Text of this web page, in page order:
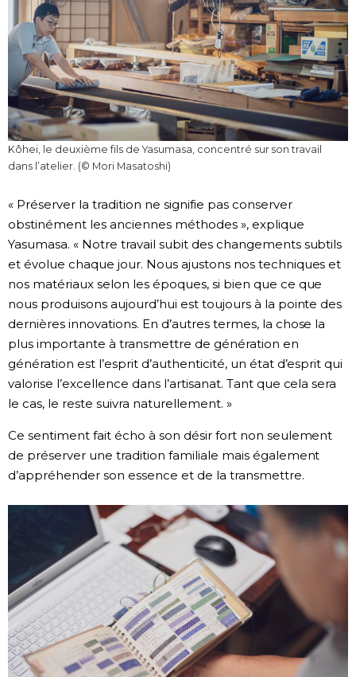
Kôhei, le deuxième fils de Yasumasa, concentré sur son travail
dans l’atelier. (© Mori Masatoshi)
« Préserver la tradition ne signifie pas conserver
obstinément les anciennes méthodes », explique
Yasumasa. « Notre travail subit des changements subtils
et évolue chaque jour. Nous ajustons nos techniques et
nos matériaux selon les époques, si bien que ce que
nous produisons aujourd’hui est toujours à la pointe des
dernières innovations. En d’autres termes, la chose la
plus importante à transmettre de génération en
génération est l’esprit d’authenticité, un état d’esprit qui
valorise l’excellence dans l’artisanat. Tant que cela sera
le cas, le reste suivra naturellement. »
Ce sentiment fait écho à son désir fort non seulement
de préserver une tradition familiale mais également
d’appréhender son essence et de la transmettre.